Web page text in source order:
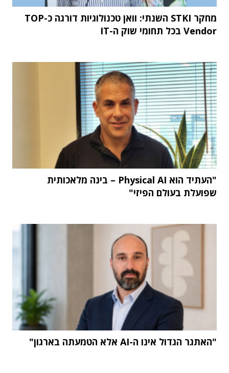
מחקר STKI השנתי: וואן טכנולוגיות דורגה כ-TOP
Vendor בכל תחומי שוק ה-IT
"העתיד הוא Physical AI – בינה מלאכותית
שפועלת בעולם הפיזי"
"האתגר הגדול אינו ה-AI אלא הטמעתה בארגון"